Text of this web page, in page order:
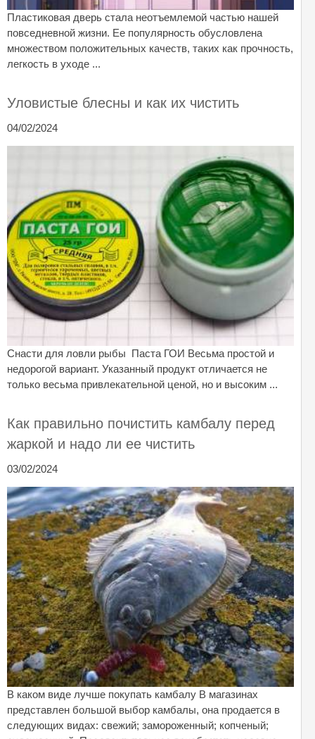
Пластиковая дверь стала неотъемлемой частью нашей
повседневной жизни. Ее популярность обусловлена
множеством положительных качеств, таких как прочность,
легкость в уходе ...
Уловистые блесны и как их чистить
04/02/2024
Снасти для ловли рыбы Паста ГОИ Весьма простой и
недорогой вариант. Указанный продукт отличается не
только весьма привлекательной ценой, но и высоким ...
Как правильно почистить камбалу перед
жаркой и надо ли ее чистить
03/02/2024
В каком виде лучше покупать камбалу В магазинах
представлен большой выбор камбалы, она продается в
следующих видах: свежий; замороженный; копченый;